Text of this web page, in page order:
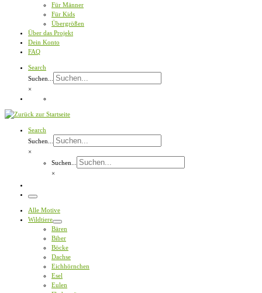
Für Männer
Für Kids
Übergrößen
Über das Projekt
Dein Konto
FAQ
Search
Suchen...
×
Search
Suchen...
×
Suchen...
×
Menü
Alle Motive
Wildtiere
Bären
Biber
Böcke
Dachse
Eichhörnchen
Esel
Eulen